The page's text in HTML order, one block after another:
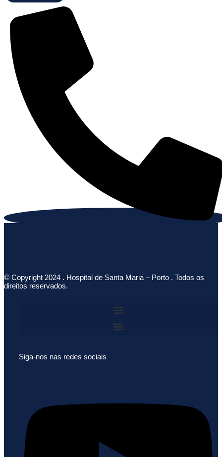
© Copyright 2024 . Hospital de Santa Maria – Porto . Todos os
direitos reservados.
Siga-nos nas redes sociais